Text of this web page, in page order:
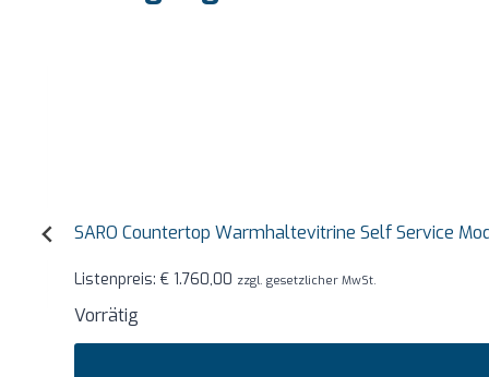
SARO Countertop Warmhaltevitrine Self Service
Listenpreis:€1.760,00 zzgl. gesetzlicher MwSt.
Vorrätig